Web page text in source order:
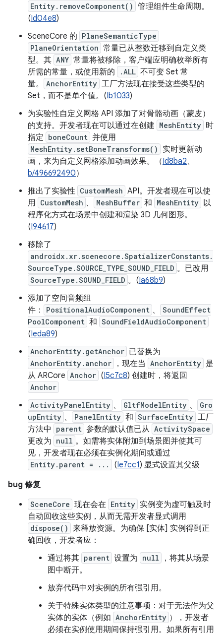
Entity.removeComponent() 管理组件生命周期。
(Id04e8)
SceneCore 的 PlaneSemanticType
PlaneOrientation 常量已从整数迁移到自定义类
型。其 ANY 常量将被移除，客户端应明确枚举所有
所需的常量，或使用新的
.ALL 不可变 Set 常
量。
AnchorEntity 工厂方法现在接受这些类型的
Set，而不是单个值。(Ib1033)
为实验性自定义网格 API 添加了对骨骼动画（蒙皮）
的支持。开发者现在可以通过在创建 MeshEntity 时
指定 boneCount 并使用
MeshEntity.setBoneTransforms()
实时更新动
画，来为自定义网格添加动画效果。（Id8ba2、
b/496692490）
推出了实验性 CustomMesh API。开发者现在可以使
用 CustomMesh 、 MeshBuffer 和 MeshEntity 以
程序化方式在场景中创建和渲染 3D 几何图形。
(I94617)
移除了
androidx.xr.scenecore.SpatializerConstants.
SourceType.SOURCE_TYPE_SOUND_FIELD 。已改用
SourceType.SOUND_FIELD 。(Ia68b9)
添加了空间音频组
件：
PositionalAudioComponent 、
SoundEffect
PoolComponent 和 SoundFieldAudioComponent
(Ieda89)
AnchorEntity.getAnchor 已替换为
AnchorEntity.anchor ，现在当 AnchorEntity 是
从 ARCore Anchor (I5c7c8) 创建时，将返回
Anchor
ActivityPanelEntity 、 GltfModelEntity 、
Gro
upEntity 、 PanelEntity 和 SurfaceEntity 工厂
方法中
parent 参数的默认值已从 ActivitySpace
更改为 null 。如需将实体附加到场景图并使其可
见，开发者现在必须在实例化期间或通过
Entity.parent = ... (Ie7cc1) 显式设置其父级
bug 修复
SceneCore 现在会在 Entity 实例变为虚可触及时
自动回收这些实例，从而无需开发者显式调用
dispose() 来释放资源。为确保 [实体] 实例得到正
确回收，开发者应：
通过将其 parent 设置为 null
，将其从场景
图中断开。
放弃代码中对实例的所有强引用。
关于特殊实体类型的注意事项：对于无法作为父
实体的实体（例如 AnchorEntity ），开发者
必须在实例使用期间保持强引用。如果所有引用